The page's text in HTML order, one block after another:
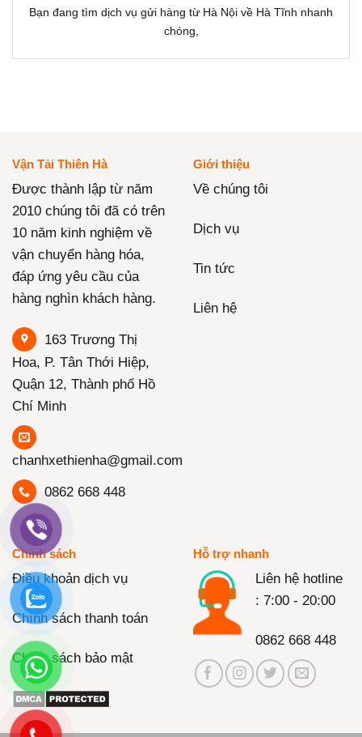
Bạn đang tìm dịch vụ gửi hàng từ Hà Nội về Hà Tĩnh nhanh
chóng,
Vận Tải Thiên Hà
Được thành lập từ năm
2010 chúng tôi đã có trên
10 năm kinh nghiệm về
vận chuyển hàng hóa,
đáp ứng yêu cầu của
hàng nghìn khách hàng.
163 Trương Thị
Hoa, P. Tân Thới Hiệp,
Quận 12, Thành phố Hồ
Chí Minh
chanhxethienha@gmail.com
0862 668 448
Giới thiệu
Về chúng tôi
Dịch vụ
Tin tức
Liên hệ
Chính sách
Điều khoản dịch vụ
Chính sách thanh toán
Chính sách bảo mật
Hỗ trợ nhanh
Liên hệ hotline
: 7:00 - 20:00
0862 668 448